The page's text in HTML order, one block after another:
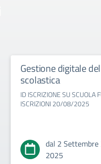
Gestione digitale
scolastica
ID ISCRIZIONE SU
ISCRIZIONI 20/08/2025
dal 2
2025